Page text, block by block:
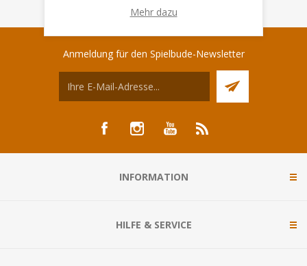
Anmeldung für den Spielbude-Newsletter
INFORMATION
HILFE & SERVICE
Mehr dazu